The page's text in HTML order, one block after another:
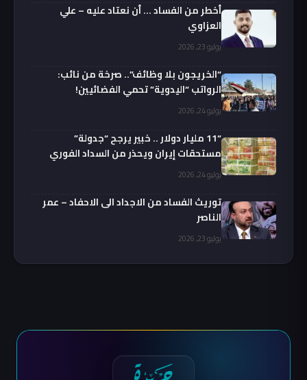
أخطر من الفساد … أن نعتاد عليه – علي
العزاوي
يوليو 23, 2026
“الخريجون بلا وظائف”.. صرخة من نائب:
الرواتب “اليدوية” تحمي الفضائيين!
يوليو 24, 2026
“11 مليار دولار .. خبير يرجح “جدولة”
مستحقات إيران ويحذر من السداد الفوري
يوليو 24, 2026
توريث الفساد من الاجداد الى الاحفاد – عمر
الناصر
يوليو 23, 2026